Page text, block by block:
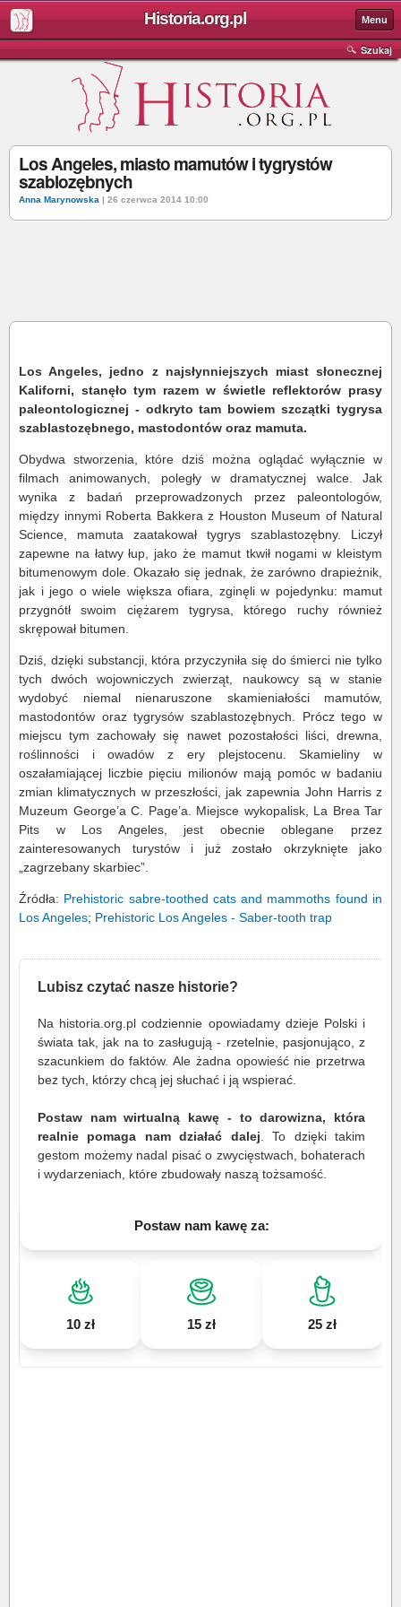
Historia.org.pl Menu
Szukaj
Los Angeles, miasto mamutów i tygrystów
szablozębnych
Anna Marynowska | 26 czerwca 2014 10:00
Los Angeles, jedno z najsłynniejszych miast słonecznej
Kaliforni, stanęło tym razem w świetle reflektorów prasy
paleontologicznej - odkryto tam bowiem szczątki tygrysa
szablastozębnego, mastodontów oraz mamuta.
Obydwa stworzenia, które dziś można oglądać wyłącznie w
filmach animowanych, poległy w dramatycznej walce. Jak
wynika z badań przeprowadzonych przez paleontologów,
między innymi Roberta Bakkera z Houston Museum of Natural
Science, mamuta zaatakował tygrys szablastozębny. Liczył
zapewne na łatwy łup, jako że mamut tkwił nogami w kleistym
bitumenowym dole. Okazało się jednak, że zarówno drapieżnik,
jak i jego o wiele większa ofiara, zginęli w pojedynku: mamut
przygnótł swoim ciężarem tygrysa, którego ruchy również
skrępował bitumen.
Dziś, dzięki substancji, która przyczyniła się do śmierci nie tylko
tych dwóch wojowniczych zwierząt, naukowcy są w stanie
wydobyć niemal nienaruszone skamieniałości mamutów,
mastodontów oraz tygrysów szablastozębnych. Prócz tego w
miejscu tym zachowały się nawet pozostałości liści, drewna,
roślinności i owadów z ery plejstocenu. Skamieliny w
oszałamiającej liczbie pięciu milionów mają pomóc w badaniu
zmian klimatycznych w przeszłości, jak zapewnia John Harris z
Muzeum George’a C. Page’a. Miejsce wykopalisk, La Brea Tar
Pits w Los Angeles, jest obecnie oblegane przez
zainteresowanych turystów i już zostało okrzyknięte jako
„zagrzebany skarbiec”.
Źródła: Prehistoric sabre-toothed cats and mammoths found in
Los Angeles; Prehistoric Los Angeles - Saber-tooth trap
Lubisz czytać nasze historie?
Na historia.org.pl codziennie opowiadamy dzieje Polski i
świata tak, jak na to zasługują - rzetelnie, pasjonująco, z
szacunkiem do faktów. Ale żadna opowieść nie przetrwa
bez tych, którzy chcą jej słuchać i ją wspierać.
Postaw nam wirtualną kawę - to darowizna, która
realnie pomaga nam działać dalej . To dzięki takim
gestom możemy nadal pisać o zwycięstwach, bohaterach
i wydarzeniach, które zbudowały naszą tożsamość.
Postaw nam kawę za:
10 zł 15 zł 25 zł